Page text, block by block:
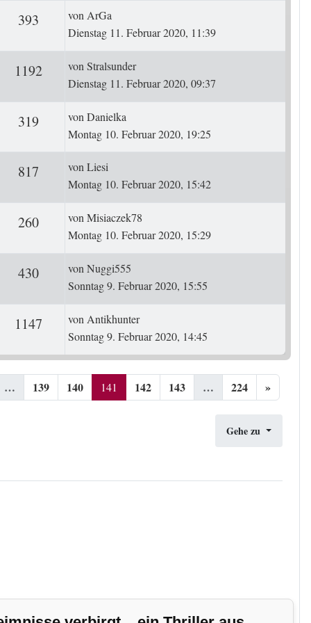
393 ZugriffeLetzter Beitrag
von ArGa
Dienstag 11. Februar 2020, 11:39
1192ZugriffeLetzter Beitrag
vonStralsunder
Dienstag 11. Februar 2020, 09:37
319ZugriffeLetzter Beitrag
vonDanielka
Montag 10. Februar 2020, 19:25
817 ZugriffeLetzter Beitrag
vonLiesi
Montag 10. Februar 2020, 15:42
260ZugriffeLetzter Beitrag
vonMisiaczek78
Montag 10. Februar 2020, 15:29
430ZugriffeLetzter Beitrag
vonNuggi555
Sonntag 9. Februar 2020, 15:55
1147 ZugriffeLetzter Beitrag
von Antikhunter
Sonntag 9. Februar 2020, 14:45
… 139 140 141 142 143 … 224 »
Gehe zu